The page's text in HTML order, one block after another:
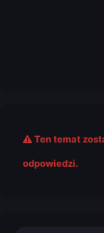
Ten temat
odpowiedzi.